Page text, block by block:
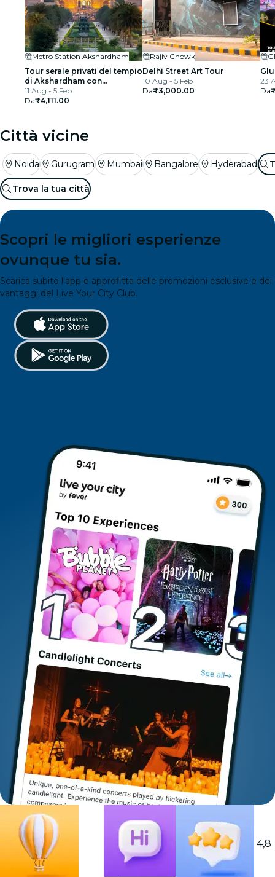
Metro Station Akshardham
Tour serale privati del tempio
di Akshardham con
spettacolo di fontane
musicali
11 Aug - 5 Feb
Da₹4,111.00
Rajiv Chowk
Delhi Street Art Tour
10 Aug - 5 Feb
Da₹3,000.00
23
Da
Città vicine
Noida Gurugram Mumbai Bangalore Hyderabad
Trova la tua città
Scopri le migliori esperienze
ovunque tu sia.
Scarica subito l'app e approfitta delle promozioni esclusive e dei
vantaggi del Live Your City Club.
4,8